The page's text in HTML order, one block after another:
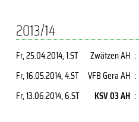
2013/14
Fr, 25.04.2014, 1.ST Zwätzen AH :
Fr, 16.05.2014, 4.ST VFB Gera AH :
Fr, 13.06.2014, 6.ST KSV 03 AH :